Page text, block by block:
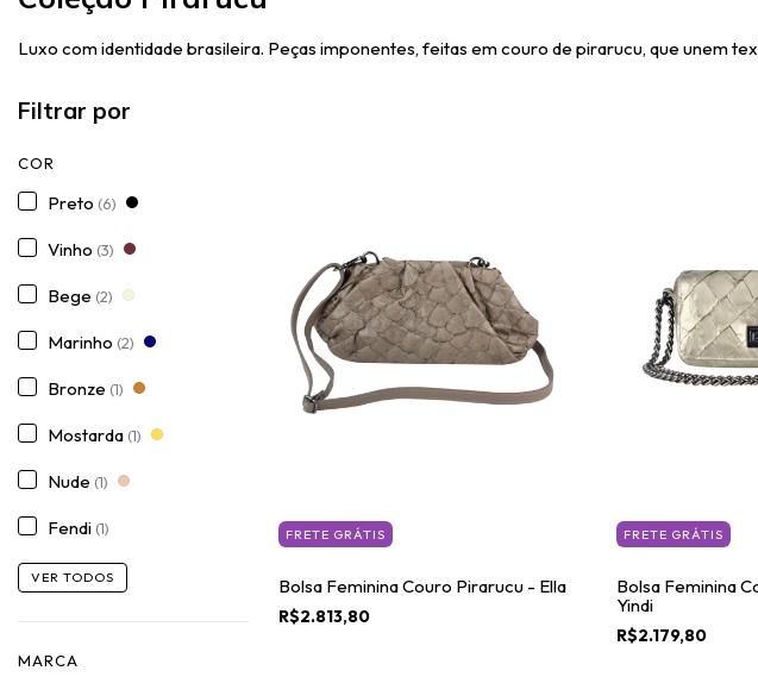
Luxo com identidade brasileira. Peças imponentes, feitas em couro de pirarucu, que unem
Filtrar por
COR
Preto (6)
Vinho (3)
Bege (2)
Marinho (2)
Bronze (1)
Mostarda (1)
Nude (1)
Fendi (1)
VER TODOS
MARCA
FRETE GRÁTIS
Bolsa Feminina Couro Pirarucu - Ella
R$2.813,80
FRETE GRÁTIS
Bolsa Feminina
Yindi
R$2.179,80